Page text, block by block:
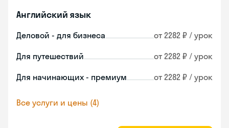
Английский язык
Деловой - для бизнеса от 2282 ₽ / урок
Для путешествий от 2282 ₽ / урок
Для начинающих - премиум от 2282 ₽ / урок
Все услуги и цены (4)